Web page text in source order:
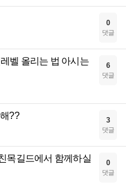
0
댓글
벨 올리는 법 아시는
6
댓글
?? 3
댓글
목길드에서 함께하실
0
댓글